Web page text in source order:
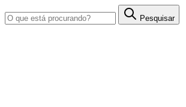
Pesquisar